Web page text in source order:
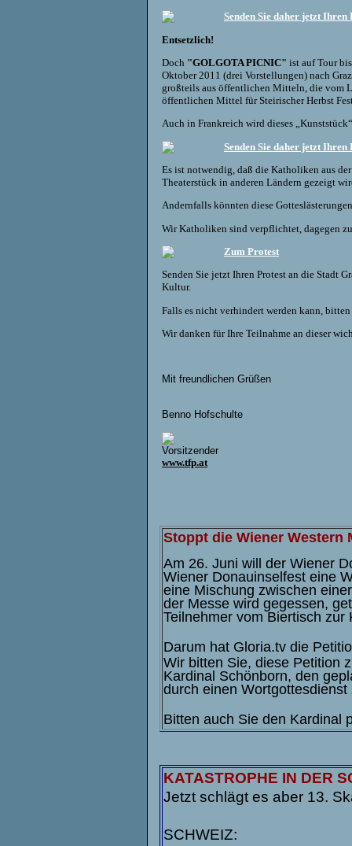
Senden Sie daher jetzt Ihren
Entsetzlich!
Doch "GOLGOTA PICNIC" ist auf Tour
Oktober 2011 (drei Vorstellungen) nach
großteils aus öffentlichen Mitteln, die vom
öffentlichen Mittel für Steirischer Herbst
Auch in Frankreich wird dieses
Senden Sie daher jetzt Ihren
Es ist notwendig, daß die Katholiken aus
Theaterstück in anderen Ländern gezeigt
Andernfalls könnten diese
Wir Katholiken sind verpflichtet, dagegen
Zum Protest
Senden Sie jetzt Ihren Protest an die Stadt
Kultur.
Falls es nicht verhindert werden kann,
Wir danken für Ihre Teilnahme an dieser
Mit freundlichen Grüßen
Benno Hofschulte
Vorsitzender
www.tfp.at
Stoppt die Wiener Western
Am 26. Juni will der Wiener
Wiener Donauinselfest eine
eine Mischung zwischen
der Messe wird gegessen,
Teilnehmer vom Biertisch zur
Darum hat Gloria.tv die
Wir bitten Sie, diese Petition
Kardinal Schönborn, den
durch einen Wortgottesdienst
Bitten auch Sie den Kardinal
KATASTROPHE IN DER
Jetzt schlägt es aber 13.
SCHWEIZ: